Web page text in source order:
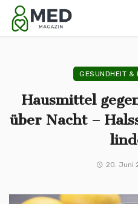
GESUNDHEIT &
Hausmittel
über Nacht –
20. Juni